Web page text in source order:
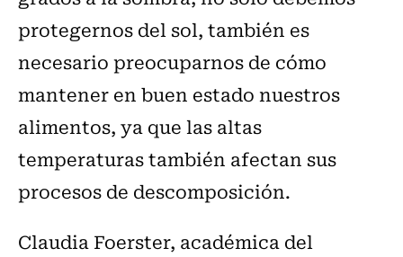
protegernos del sol, también es
necesario preocuparnos de cómo
mantener en buen estado nuestros
alimentos, ya que las altas
temperaturas también afectan sus
procesos de descomposición.
Claudia Foerster, académica del